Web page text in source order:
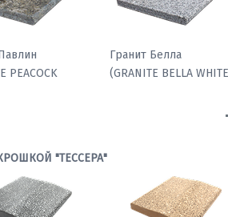
TAN BROWN)
Гранит Павлин
(GRANITE PEACOCK
"ТЕССЕРА"